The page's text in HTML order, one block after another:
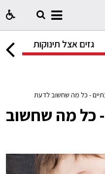
גזים אצל תינוקות
- כל מה שחשוב לדעת
- כל מה שחשוב